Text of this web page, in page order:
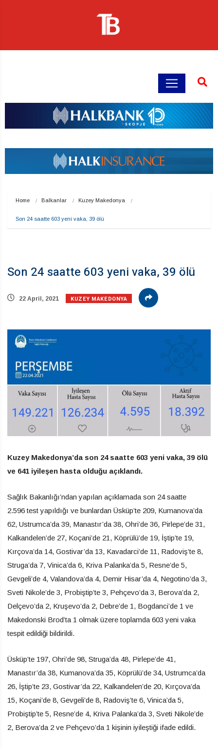
Home Balkanlar Kuzey Makedonya
Son 24 saatte 603 yeni vaka, 39 ölü
Son 24 saatte 603 yeni vaka, 39 ölü
22 April, 2021 KUZEY MAKEDONYA
Kuzey Makedonya’da son 24 saatte 603 yeni vaka, 39 ölü
ve 641 iyileşen hasta olduğu açıklandı.
Sağlık Bakanlığı’ndan yapılan açıklamada son 24 saatte
2.596 test yapıldığı ve bunlardan Üsküp’te 209, Kumanova’da
62, Ustrumca’da 39, Manastır’da 38, Ohri’de 36, Pirlepe’de 31,
Kalkandelen’de 27, Koçani’de 21, Köprülü’de 19, İştip’te 19,
Kırçova’da 14, Gostivar’da 13, Kavadarci’de 11, Radoviş’te 8,
Struga’da 7, Vinica’da 6, Kriva Palanka’da 5, Resne’de 5,
Gevgeli’de 4, Valandova’da 4, Demir Hisar’da 4, Negotino’da 3,
Sveti Nikole’de 3, Probiştip’te 3, Pehçevo’da 3, Berova’da 2,
Delçevo’da 2, Kruşevo’da 2, Debre’de 1, Bogdanci’de 1 ve
Makedonski Brod’ta 1 olmak üzere toplamda 603 yeni vaka
tespit edildiği bildirildi.
Üsküp’te 197, Ohri’de 98, Struga’da 48, Pirlepe’de 41,
Manastır’da 38, Kumanova’da 35, Köprülü’de 34, Ustrumca’da
26, İştip’te 23, Gostivar’da 22, Kalkandelen’de 20, Kırçova’da
15, Koçani’de 8, Gevgeli’de 8, Radoviş’te 6, Vinica’da 5,
Probiştip’te 5, Resne’de 4, Kriva Palanka’da 3, Sveti Nikole’de
2, Berova’da 2 ve Pehçevo’da 1 kişinin iyileştiği ifade edildi.